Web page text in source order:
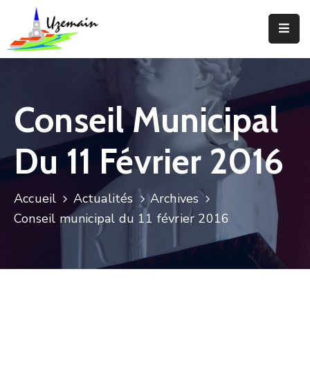
Actualités
Votre
Commune
Votre
Services
Locale
Conseil Municipal
Du 11 Février 2016
Accueil Actualités
Archives
Conseil municipal du 11 février 2016